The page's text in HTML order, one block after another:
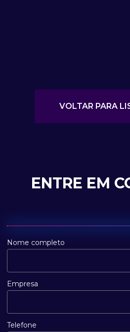
VOLTAR PARA
ENTRE EM
Nome completo
Empresa
Telefone